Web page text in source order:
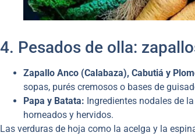
4. Pesados de olla:
Zapallo Anco (Calabaza), Cabutiá y
sopas, purés cremosos o bases de
Papa y Batata: Ingredientes nodales de
horneados y hervidos.
Las verduras de hoja como la acelga y la